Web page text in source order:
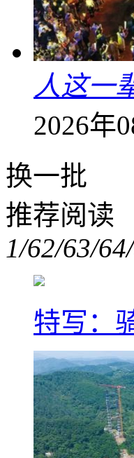
人这一
2026年
换一批
推荐阅读
1/62/63/6
特写：